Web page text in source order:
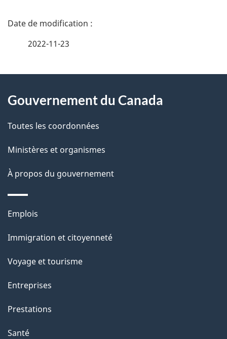
D
i
l
s
d
e
l
a
p
a
g
e
2022-11-23
propos
de
ce
site
Gouvernement du Canada
Toutes les coordonnées
Ministères et organismes
À propos du gouvernement
Thèmes
sujets
Emplois
Immigration et citoyenneté
Voyage et tourisme
Entreprises
Prestations
Santé